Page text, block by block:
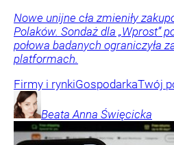
Nowe unijne cła zmieniły
Polaków. Sondaż dla „Wprost”
połowa badanych ograniczyła
platformach.
Firmy i rynkiGospodarkaTwój
Beata Anna Święcicka